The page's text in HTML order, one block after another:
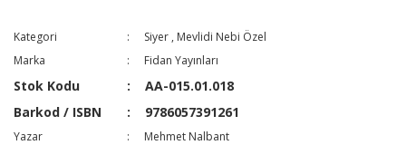
Kategori Siyer , Mevlidi Nebi Özel
Marka
Fidan Yayınları
Stok Kodu
AA-015.01.018
Barkod / ISBN
9786057391261
Yazar Mehmet Nalbant